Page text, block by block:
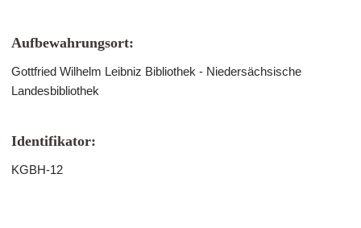
Aufbewahrungsort:
Gottfried Wilhelm Leibniz Bibliothek - Niedersächsische
Landesbibliothek
Identifikator:
KGBH-12